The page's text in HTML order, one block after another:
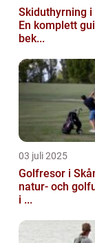
Skiduthyrning i
En komplett
bek...
03 juli 2025
Golfresor i
natur- och
i ...